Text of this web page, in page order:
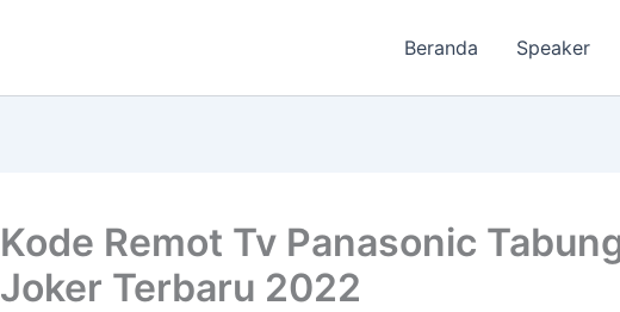
Beranda Speaker
Kode Remot Tv Panasonic
Joker Terbaru 2022